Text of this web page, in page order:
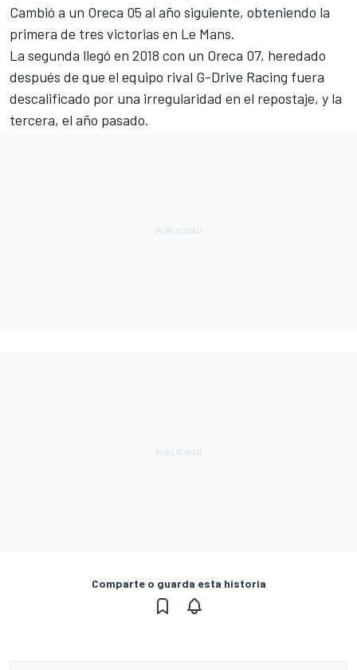
Cambió a un Oreca 05 al año siguiente, obteniendo la
primera de tres victorias en Le Mans.
La segunda llegó en 2018 con un Oreca 07, heredado
después de que el equipo rival G-Drive Racing fuera
descalificado por una irregularidad en el repostaje, y la
tercera, el año pasado.
Comparte o guarda esta historia